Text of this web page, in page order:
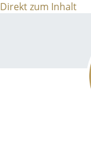
Direkt zum Inhalt